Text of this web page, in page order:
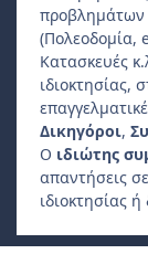
προβλημάτων
(Πολεοδομία,
Κατασκευές
ιδιοκτησίας,
Δικηγόροι,
Ο ιδιώτης
απαντήσεις
ιδιοκτησίας